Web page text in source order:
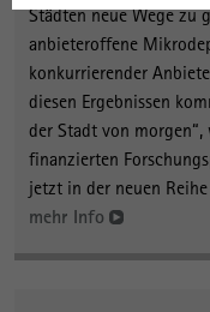
Städten neue Wege zu
anbieteroffene
konkurrierender
diesen Ergebnissen
der Stadt von
finanzierten
jetzt in der neuen
mehr Info